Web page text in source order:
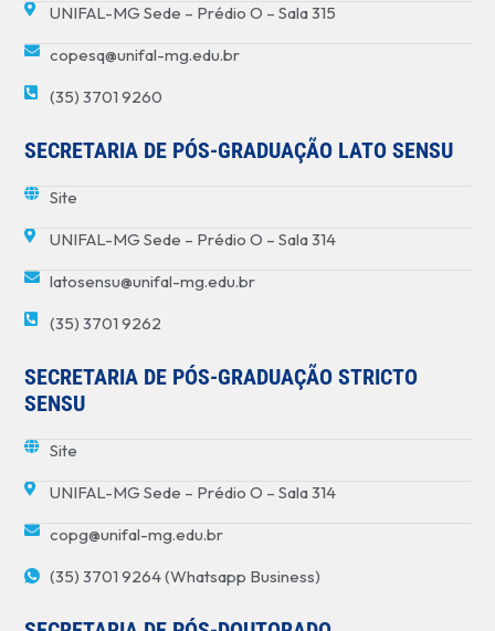
UNIFAL-MG Sede – Prédio O – Sala 315
copesq@unifal-mg.edu.br
(35) 3701 9260
SECRETARIA DE PÓS-GRADUAÇÃO LATO SENSU
Site
UNIFAL-MG Sede – Prédio O – Sala 314
latosensu@unifal-mg.edu.br
(35) 3701 9262
SECRETARIA DE PÓS-GRADUAÇÃO STRICTO
SENSU
Site
UNIFAL-MG Sede – Prédio O – Sala 314
copg@unifal-mg.edu.br
(35) 3701 9264 (Whatsapp Business)